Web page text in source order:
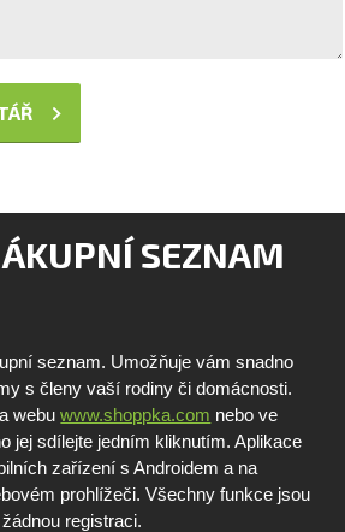
SEZNAM
seznam. Umožňuje vám snadno
s členy vaší rodiny či domácnosti.
webuwww.shoppka.com nebo ve
jej sdílejte jedním kliknutím. Aplikace
zařízení s Androidem a na
prohlížeči. Všechny funkce jsou
registraci.